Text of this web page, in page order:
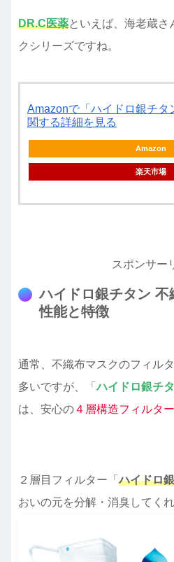
DR.C医薬といえば、海老蔵さ
クシリーズですね。
Amazonで「ハイドロ銀チタ
関する詳細を見る
楽天市
スポンサー
ハイドロ銀チタン
性能と特徴
通常、不織布マスクのフィル
多いですが、「ハイドロ銀チ
は、安心の４層構造フィルター
２層目フィルター「ハイドロ
おいの元を分解・消臭してくれ